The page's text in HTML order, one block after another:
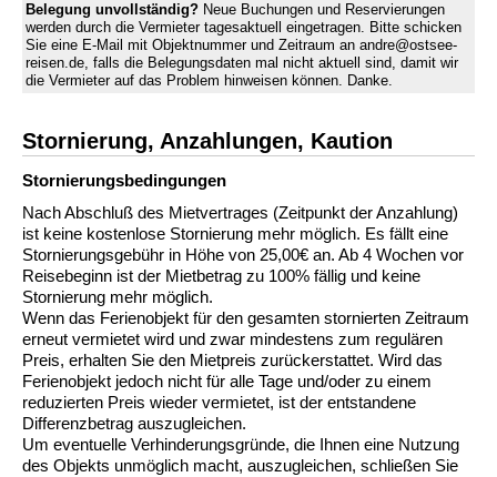
Belegung unvollständig? Neue Buchungen und Reservierungen
werden durch die Vermieter tagesaktuell eingetragen. Bitte schicken
Sie eine E-Mail mit Objektnummer und Zeitraum an andre@ostsee-
reisen.de, falls die Belegungsdaten mal nicht aktuell sind, damit wir
die Vermieter auf das Problem hinweisen können. Danke.
Stornierung, Anzahlungen, Kaution
Stornierungs­bedingungen
Nach Abschluß des Mietvertrages (Zeitpunkt der Anzahlung)
ist keine kostenlose Stornierung mehr möglich. Es fällt eine
Stornierungsgebühr in Höhe von 25,00€ an. Ab 4 Wochen vor
Reisebeginn ist der Mietbetrag zu 100% fällig und keine
Stornierung mehr möglich.
Wenn das Ferienobjekt für den gesamten stornierten Zeitraum
erneut vermietet wird und zwar mindestens zum regulären
Preis, erhalten Sie den Mietpreis zurückerstattet. Wird das
Ferienobjekt jedoch nicht für alle Tage und/oder zu einem
reduzierten Preis wieder vermietet, ist der entstandene
Differenzbetrag auszugleichen.
Um eventuelle Verhinderungsgründe, die Ihnen eine Nutzung
des Objekts unmöglich macht, auszugleichen, schließen Sie